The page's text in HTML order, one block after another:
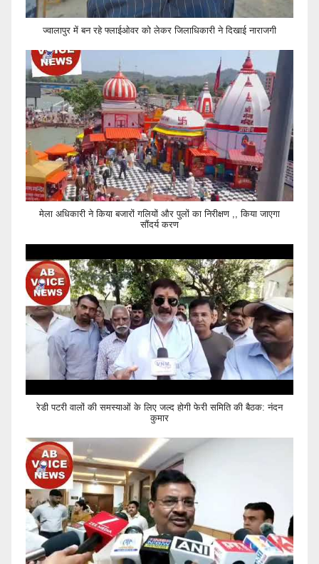
ज्वालापुर में बन रहे फ्लाईओवर को लेकर जिलाधिकारी ने दिखाई नाराजगी
मेला अधिकारी ने किया बजारों गलियों और पुलों का निरीक्षण ,, किया जाएगा
सौंदर्य करण
रेडी पटरी वालों की समस्याओं के लिए जल्द होगी फेरी समिति की बैठक: नंदन
कुमार